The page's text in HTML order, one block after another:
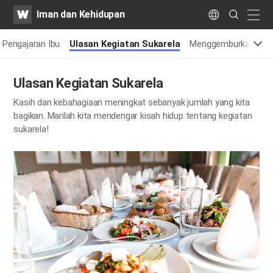
WATVIman dan Kehidupan Language
Search
Submit
Pengajaran Ibu Ulasan Kegiatan Sukarela Menggemburkan Hati
Ulasan Kegiatan Sukarela
Kasih dan kebahagiaan meningkat sebanyak jumlah yang kita
bagikan. Marilah kita mendengar kisah hidup tentang kegiatan
sukarela!